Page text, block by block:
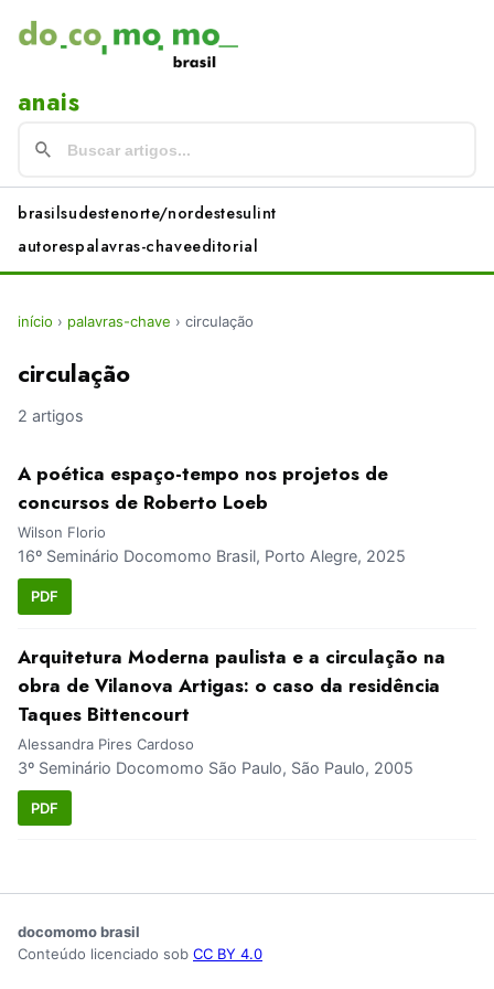
anais
brasilsudestenorte/nordestesulint
autorespalavras-chaveeditorial
início › palavras-chave › circulação
circulação
2 artigos
A poética espaço-tempo nos projetos de
concursos de Roberto Loeb
Wilson Florio
16º Seminário Docomomo Brasil, Porto Alegre, 2025
PDF
Arquitetura Moderna paulista e a circulação na
obra de Vilanova Artigas: o caso da residência
Taques Bittencourt
Alessandra Pires Cardoso
3º Seminário Docomomo São Paulo, São Paulo, 2005
PDF
docomomo brasil
Conteúdo licenciado sob CC BY 4.0